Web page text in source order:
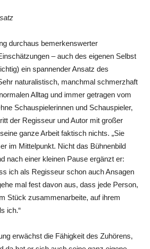
durchaus bemerkenswerter
– auch des eigenen Selbst
ein spannender Ansatz des
naturalistisch, manchmal schmerzhaft
Alltag und immer getragen vom
Schauspielerinnen und Schauspieler,
der Regisseur und Autor mit großer
ganze Arbeit faktisch nichts. „Sie
im Mittelpunkt. Nicht das Bühnenbild
nach einer kleinen Pause ergänzt er:
ich als Regisseur schon auch Ansagen
mal fest davon aus, dass jede Person,
Stück zusammenarbeite, auf ihrem
ich.“
erwächst die Fähigkeit des Zuhörens,